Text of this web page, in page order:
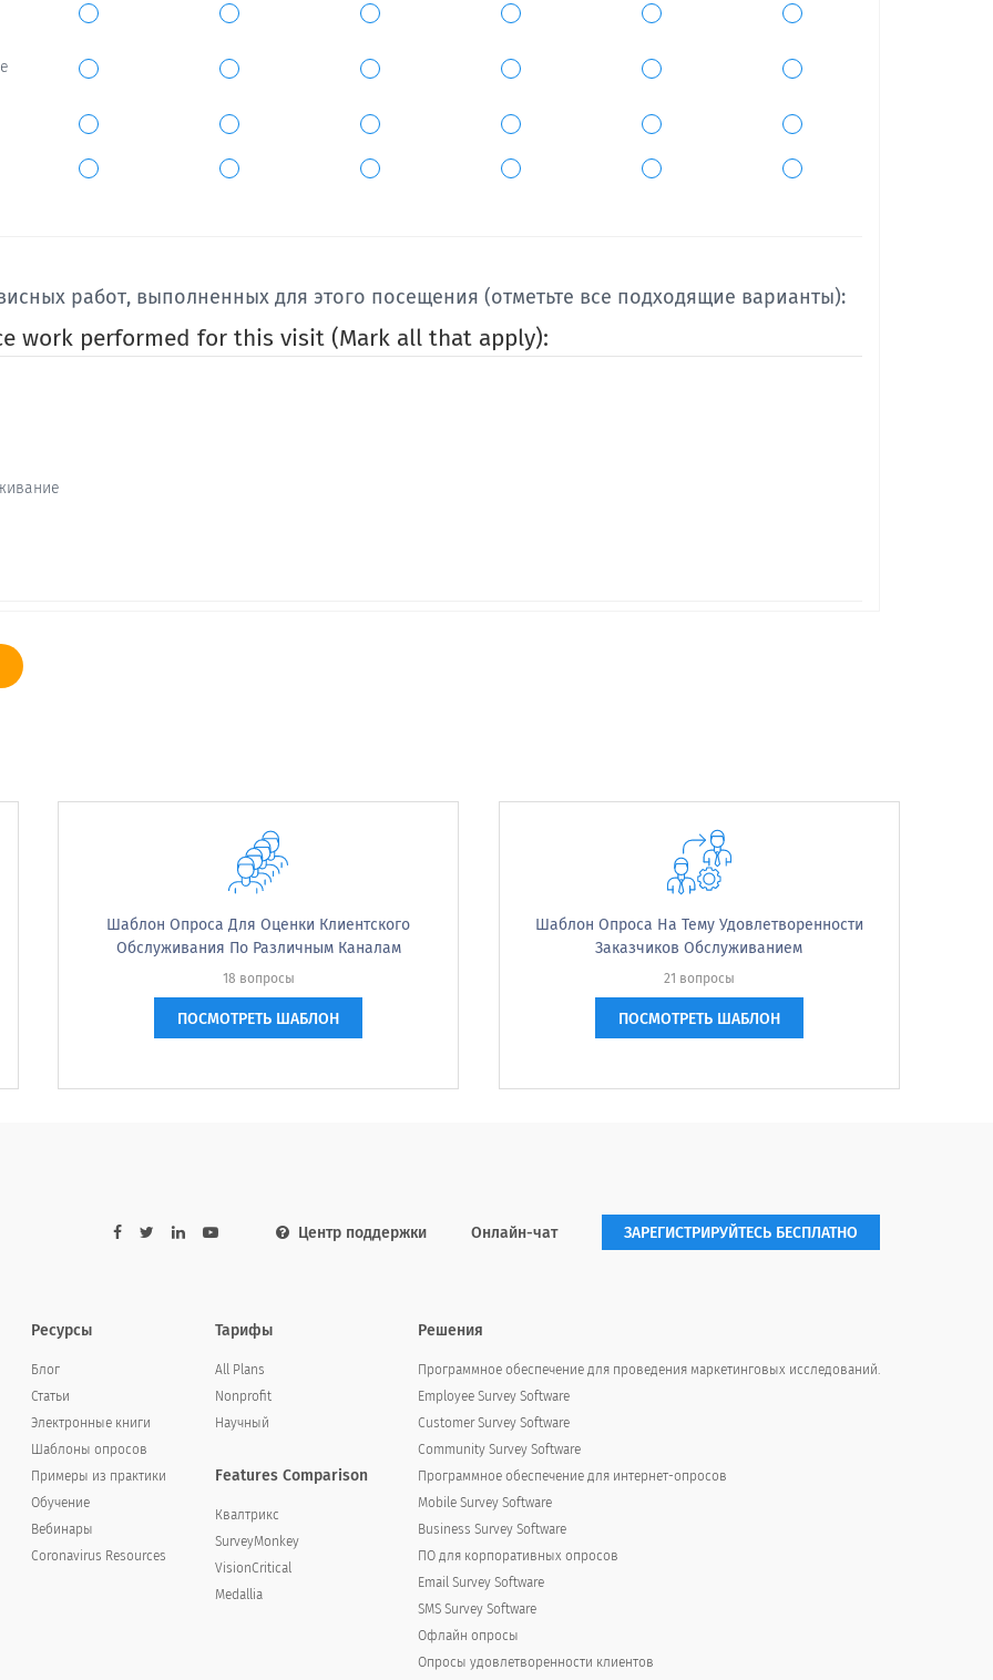
работ, выполненных для этого посещения (отметьте все подходящие варианты):
work performed for this visit (Mark all that apply):
раза?
из дилерского центра связался с вами по телефону или по почте, чтобы узнать,
обслуживания?
другу или родственнику в качестве места для обслуживания своих
to a friend or relative as a place to have their cars serviced?
Шаблон Опроса Для Оценки Клиентского
Обслуживания По Различным Каналам
18 вопросы
ПОСМОТРЕТЬ ШАБЛОН
Шаблон Опроса На Тему Удовлетворенности
Заказчиков Обслуживанием
21 вопросы
ПОСМОТРЕТЬ ШАБЛОН
Центр поддержки Онлайн-чат ЗАРЕГИСТРИРУЙТЕСЬ БЕСПЛАТНО
Ресурсы
Блог
Статьи
Электронные книги
Шаблоны опросов
Примеры из практики
Обучение
Вебинары
Coronavirus Resources
Тарифы
All Plans
Nonprofit
Научный
Features Comparison
Квалтрикс
SurveyMonkey
VisionCritical
Medallia
Решения
Программное обеспечение для проведения маркетинговых исследований.
Employee Survey Software
Customer Survey Software
Community Survey Software
Программное обеспечение для интернет-опросов
Mobile Survey Software
Business Survey Software
ПО для корпоративных опросов
Email Survey Software
SMS Survey Software
Офлайн опросы
Опросы удовлетворенности клиентов